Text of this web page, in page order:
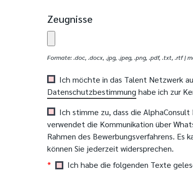
Zeugnisse
Formate: .doc, .docx, .jpg, .jpeg, .png, .pdf, .txt, .rtf |
Ich möchte in das Talent Netzwerk
Datenschutzbestimmung habe ich zur
Ich stimme zu, dass die
verwendet die Kommunikation über
Rahmen des Bewerbungsverfahrens. Es
können Sie jederzeit widersprechen.
*
Ich habe die folgenden Texte